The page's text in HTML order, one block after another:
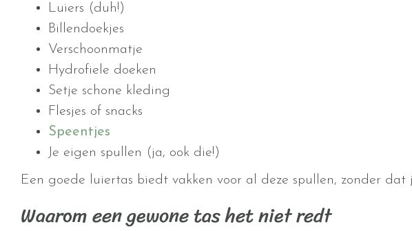
Luiers (duh!)
Billendoekjes
Verschoonmatje
Hydrofiele doeken
Setje schone kleding
Flesjes of snacks
Speentjes
Je eigen spullen (ja, ook die!)
Een goede luiertas biedt vakken voor al deze spullen, zonder
Waarom een gewone tas het niet redt